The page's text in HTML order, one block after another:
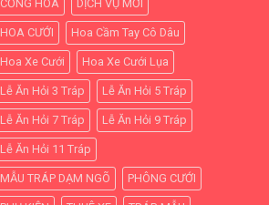
CỔNG HOA DỊCH VỤ MỚI
HOA CƯỚI Hoa Cầm Tay Cô Dâu
Hoa Xe Cưới Hoa Xe Cưới Lụa
Lễ Ăn Hỏi 3 Tráp Lễ Ăn Hỏi 5 Tráp
Lễ Ăn Hỏi 7 Tráp Lễ Ăn Hỏi 9 Tráp
Lễ Ăn Hỏi 11 Tráp
MẪU TRÁP DẠM NGÕ PHÔNG CƯỚI